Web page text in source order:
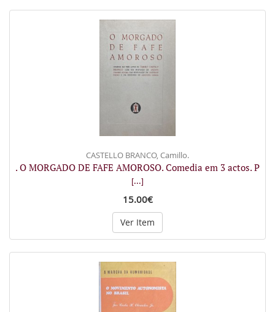
CASTELLO BRANCO, Camillo.
. O MORGADO DE FAFE AMOROSO. Comedia em 3 actos. P
[...]
15.00€
Ver Item